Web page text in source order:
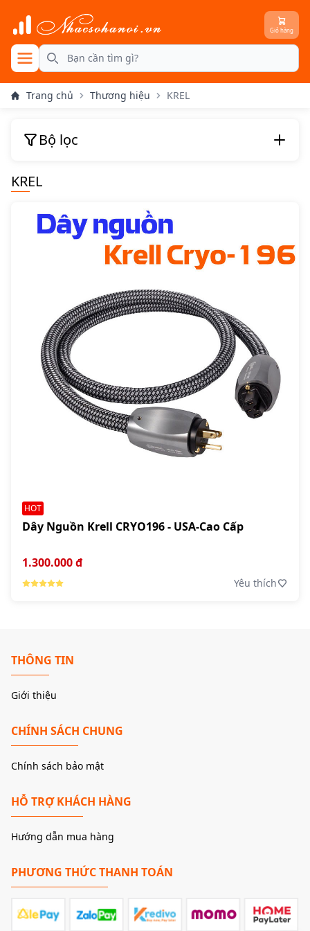
Search
Giỏ hàng
menu
Trang chủ Thương hiệu KREL
Bộ lọc
KREL
HOT
Dây Nguồn Krell CRYO196 - USA-Cao Cấp
1.300.000 đ
Yêu thích
THÔNG TIN
Giới thiệu
CHÍNH SÁCH CHUNG
Chính sách bảo mật
HỖ TRỢ KHÁCH HÀNG
Hướng dẫn mua hàng
PHƯƠNG THỨC THANH TOÁN